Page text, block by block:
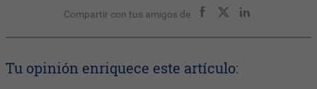
Compartir con tus amigos de
Tu opinión enriquece este artículo: